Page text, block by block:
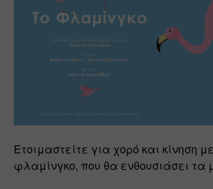
Ετοιμαστείτε για χορό και κίνηση
φλαμίνγκο, που θα ενθουσιάσει τα